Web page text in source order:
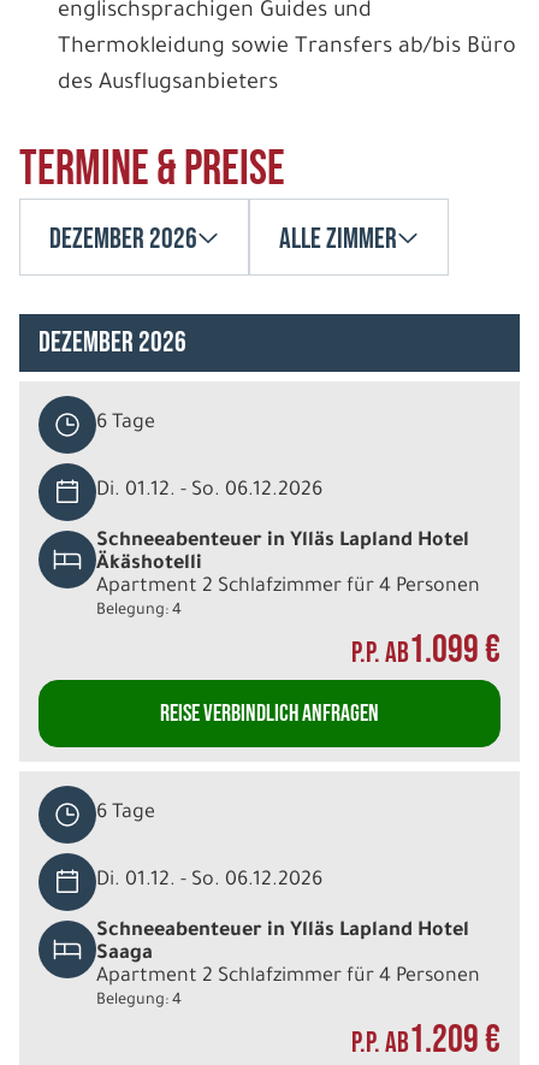
englischsprachigen Guides und
Thermokleidung sowie Transfers ab/bis Büro
des Ausflugsanbieters
Termine & Preise
Dezember 2026 Alle Zimmer
Dezember 2026
6 Tage
Di. 01.12. - So. 06.12.2026
Schneeabenteuer in Ylläs Lapland Hotel
Äkäshotelli
Apartment 2 Schlafzimmer für 4 Personen
Belegung: 4
P.P. AB1.099 €
REISE VERBINDLICH ANFRAGEN
6 Tage
Di. 01.12. - So. 06.12.2026
Schneeabenteuer in Ylläs Lapland Hotel
Saaga
Apartment 2 Schlafzimmer für 4 Personen
Belegung: 4
P.P. AB1.209 €